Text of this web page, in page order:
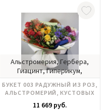
Альстромерия, Гербера,
Гиацинт, Гиперикум,
Гортензия, Ирисы, Роза
кустовая, Розы
российские, Хризантема
БУКЕТ 003 РАДУЖНЫЙ ИЗ РОЗ,
АЛЬСТРОМЕРИЙ, КУСТОВЫХ
РОЗ, ГЕРБЕР
11 669 руб.